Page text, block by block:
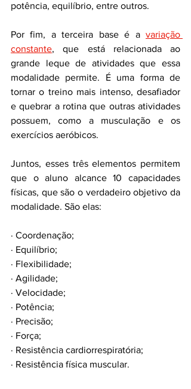
potência, equilíbrio, entre outros.
Por fim, a terceira base é a variação
constante, que está relacionada ao
grande leque de atividades que essa
modalidade permite. É uma forma de
tornar o treino mais intenso, desafiador
e quebrar a rotina que outras atividades
possuem, como a musculação e os
exercícios aeróbicos.
Juntos, esses três elementos permitem
que o aluno alcance 10 capacidades
físicas, que são o verdadeiro objetivo da
modalidade. São elas:
· Coordenação;
· Equilíbrio;
· Flexibilidade;
· Agilidade;
· Velocidade;
· Potência;
· Precisão;
· Força;
· Resistência cardiorrespiratória;
· Resistência física muscular.